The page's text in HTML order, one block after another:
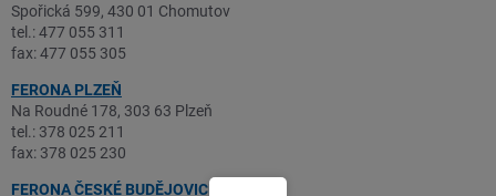
Spořická 599, 430 01 Chomutov
tel.: 477 055 311
fax: 477 055 305
FERONA PLZEŇ
Na Roudné 178, 303 63 Plzeň
tel.: 378 025 211
fax: 378 025 230
FERONA ČESKÉ BUDĚJOVICE